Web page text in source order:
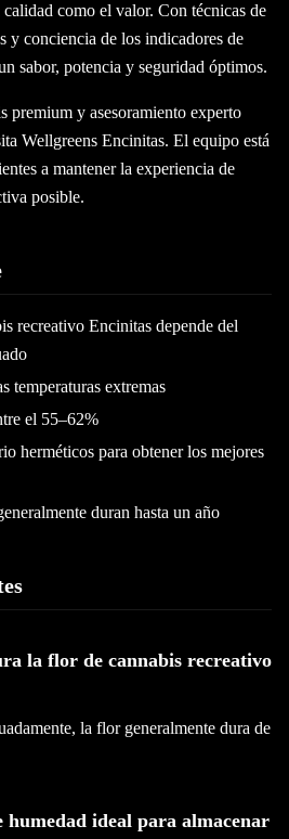
como el valor. Con técnicas de
y conciencia de los indicadores de
sabor, potencia y seguridad óptimos.
premium y asesoramiento experto
Wellgreens Encinitas. El equipo está
a mantener la experiencia de
posible.
recreativo Encinitas depende del
temperaturas extremas
el 55–62%
herméticos para obtener los mejores
duran hasta un año
la flor de cannabis recreativo
la flor generalmente dura de
humedad ideal para almacenar